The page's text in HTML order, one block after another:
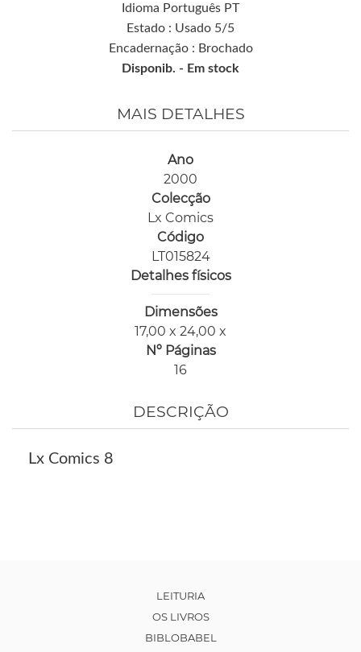
Idioma Português PT
Estado : Usado 5/5
Encadernação : Brochado
Disponib. - Em stock
MAIS DETALHES
Ano
2000
Colecção
Lx Comics
Código
LT015824
Detalhes físicos
Dimensões
17,00 x 24,00 x
Nº Páginas
16
DESCRIÇÃO
Lx Comics 8
LEITURIA
OS LIVROS
BIBLOBABEL